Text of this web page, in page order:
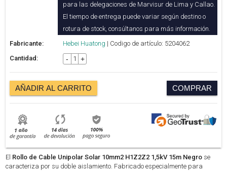
para las delegaciones de Marvisur de Lima y Callao.
El tiempo de entrega puede variar según destino o
rotura de stock, consúltanos para más información.
Fabricante:
Hebei Huatong | Codigo de artículo: 5204062
Cantidad:
- +
AÑADIR AL CARRITO COMPRAR
El Rollo de Cable Unipolar Solar 10mm2 H1Z2Z2 1,5kV 15m Negro se
caracteriza por su doble aislamiento. Fabricado especialmente para